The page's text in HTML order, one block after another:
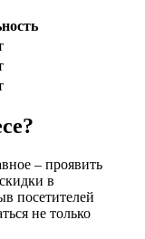
– проявить
в
посетителей
не только